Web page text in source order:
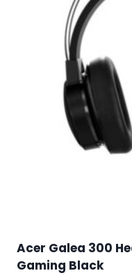
Acer Galea 300
Gaming Black